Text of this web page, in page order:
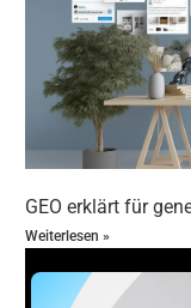
Analysen
Optimiere
integriere
Verbessere
gestützte
beheben.
Erstelle
Algorithmen
GEO erklärt für
Weiterlesen »